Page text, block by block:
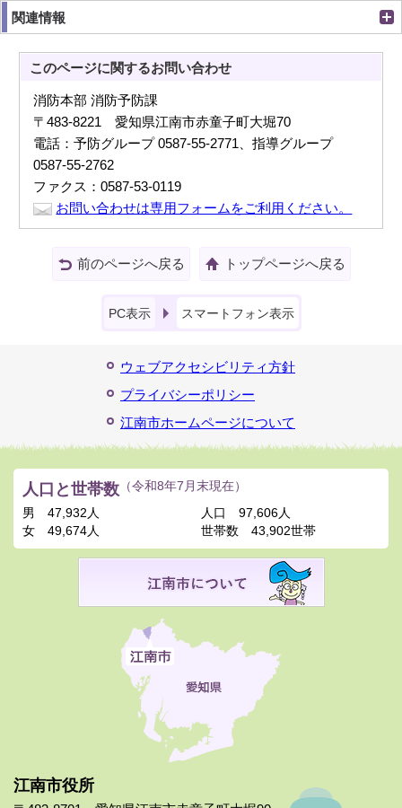
関連情報
このページに関するお問い合わせ
消防本部 消防予防課
〒483-8221 愛知県江南市赤童子町大堀70
電話：予防グループ 0587-55-2771、指導グループ
0587-55-2762
ファクス：0587-53-0119
お問い合わせは専用フォームをご利用ください。
前のページへ戻る トップページへ戻る
PC表示 スマートフォン表示
ウェブアクセシビリティ方針
プライバシーポリシー
江南市ホームページについて
江南市役所
人口と世帯数 （令和8年7月末現在）
男
47,932人
女
49,674人
人口
97,606人
世帯数
43,902世帯